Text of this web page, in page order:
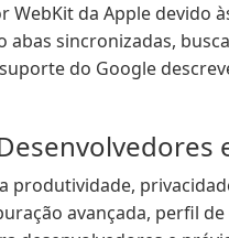
WebKit da Apple devido
sincronizadas,
do Google
produtividade,
avançada, perfil